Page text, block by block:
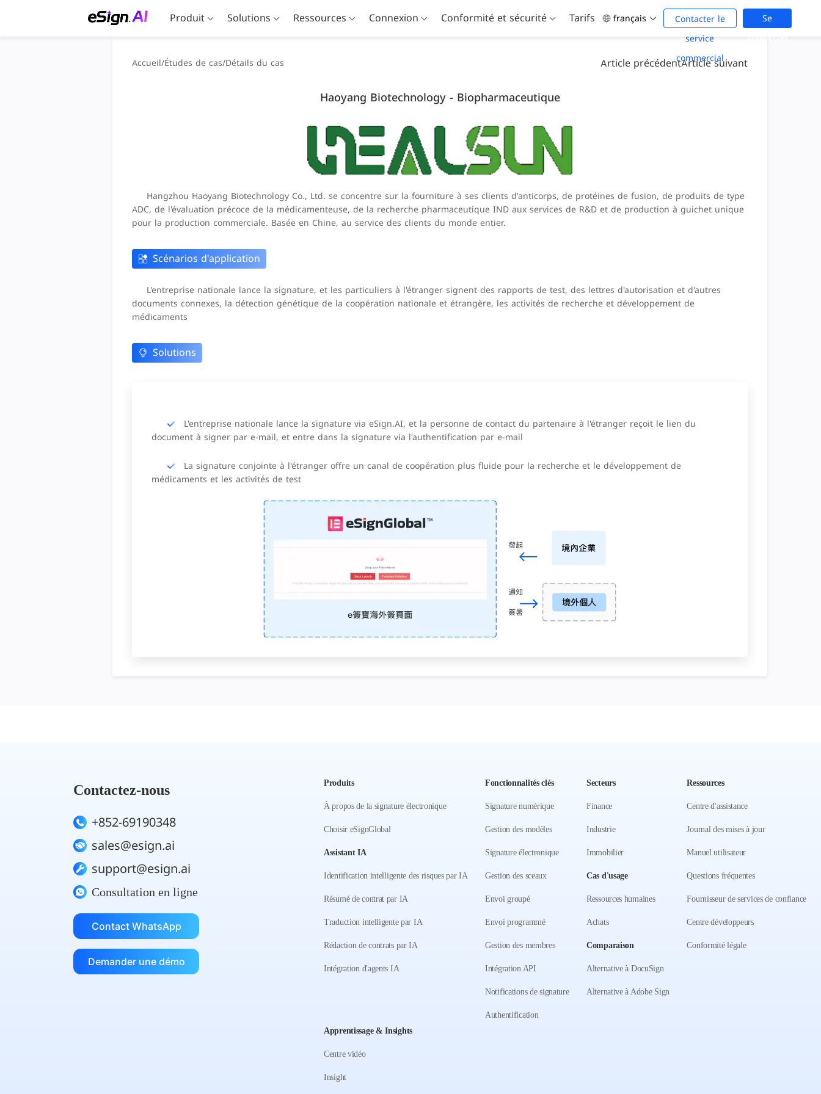
Produit Solutions Ressources Connexion Conformité et sécurité Tarifs français
Contacter le
service
commercial
Se
Accueil/Études de cas/Détails du cas Article précédentArticle suivant
Haoyang Biotechnology - Biopharmaceutique
Hangzhou Haoyang Biotechnology Co., Ltd. se concentre sur la fourniture à ses clients d'anticorps, de protéines de fusion, de produits de type
ADC, de l'évaluation précoce de la médicamenteuse, de la recherche pharmaceutique IND aux services de R&D et de production à guichet unique
pour la production commerciale. Basée en Chine, au service des clients du monde entier.
Scénarios d'application
L'entreprise nationale lance la signature, et les particuliers à l'étranger signent des rapports de test, des lettres d'autorisation et d'autres
documents connexes, la détection génétique de la coopération nationale et étrangère, les activités de recherche et développement de
médicaments
Solutions
L'entreprise nationale lance la signature via eSign.AI, et la personne de contact du partenaire à l'étranger reçoit le lien du
document à signer par e-mail, et entre dans la signature via l'authentification par e-mail
La signature conjointe à l'étranger offre un canal de coopération plus fluide pour la recherche et le développement de
médicaments et les activités de test
Contactez-nous
+852-69190348
sales@esign.ai
support@esign.ai
Consultation en ligne
Contact WhatsApp
Demander une démo
Produits
À propos de la signature électronique
Choisir eSignGlobal
Assistant IA
Identification intelligente des risques par IA
Résumé de contrat par IA
Traduction intelligente par IA
Rédaction de contrats par IA
Intégration d'agents IA
Fonctionnalités clés
Signature numérique
Gestion des modèles
Signature électronique
Gestion des sceaux
Envoi groupé
Envoi programmé
Gestion des membres
Intégration API
Notifications de signature
Authentification
Secteurs
Finance
Industrie
Immobilier
Cas d'usage
Ressources humaines
Achats
Comparaison
Alternative à DocuSign
Alternative à Adobe Sign
Ressources
Centre d'assistance
Journal des mises à jour
Manuel utilisateur
Questions fréquentes
Fournisseur de services de confiance
Centre développeurs
Conformité légale
Apprentissage & Insights
Centre vidéo
Insight